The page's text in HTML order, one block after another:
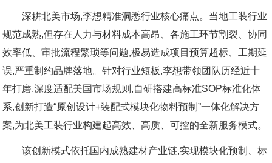
深耕北美市场,李想精准洞悉行业核心痛点。当地工装行业
规范成熟,但存在人力与材料成本高昂、各施工环节割裂、协同
效率低、审批流程繁琐等问题,极易造成项目预算超标、工期延
误,严重制约品牌落地。针对行业短板,李想带领团队历经近十
年打磨,深度适配美国市场规则,自研搭建高标准SOP标准化体
系,创新打造“原创设计+装配式模块化物料预制”一体化解决方
案,为北美工装行业构建起高效、高质、可控的全新服务模式。
该创新模式依托国内成熟建材产业链,实现模块化预制、标